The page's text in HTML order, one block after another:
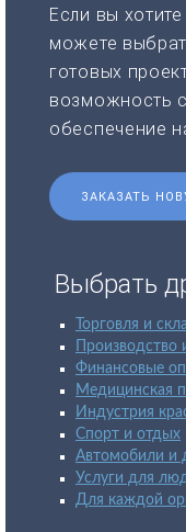
Если вы
можете
готовых
возможность
обеспечение
ЗАКАЗАТЬ
Выбрать
Торговля и
Производство
Финансовые
Медицинская
Индустрия
Спорт и отдых
Автомобили и
Услуги для
Для каждой